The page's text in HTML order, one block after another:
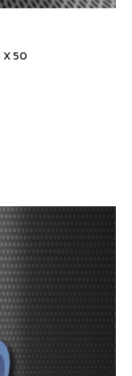
X 50